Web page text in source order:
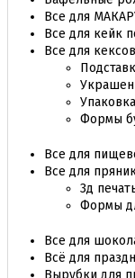
Все для
Все для кейк
Все для
Формы
Все для
Все для
3д
Формы
Все для
Всё для
Вырубки для